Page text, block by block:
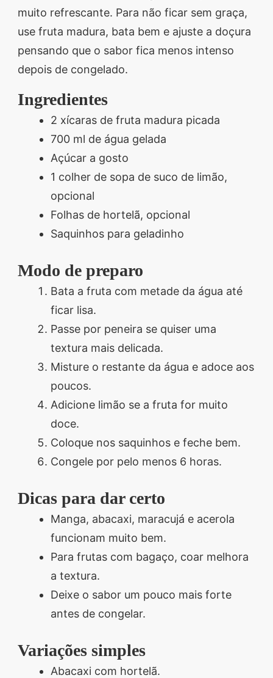
segredos valiosos e
receitas rápidas e fáceis
que vão impressionar
agora mesmo!
muito refrescante. Para não ficar sem graça,
use fruta madura, bata bem e ajuste a doçura
pensando que o sabor fica menos intenso
depois de congelado.
Ingredientes
2 xícaras de fruta madura picada
700 ml de água gelada
Açúcar a gosto
1 colher de sopa de suco de limão,
opcional
Folhas de hortelã, opcional
Saquinhos para geladinho
Modo de preparo
Bata a fruta com metade da água até
ficar lisa.
Passe por peneira se quiser uma
textura mais delicada.
Misture o restante da água e adoce aos
poucos.
Adicione limão se a fruta for muito
doce.
Coloque nos saquinhos e feche bem.
Congele por pelo menos 6 horas.
Dicas para dar certo
Manga, abacaxi, maracujá e acerola
funcionam muito bem.
Para frutas com bagaço, coar melhora
a textura.
Deixe o sabor um pouco mais forte
antes de congelar.
Variações simples
Abacaxi com hortelã.